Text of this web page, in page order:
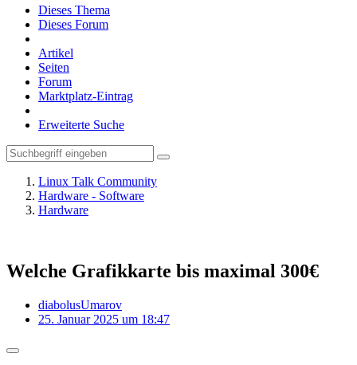
Dieses Thema
Dieses Forum
Artikel
Seiten
Forum
Marktplatz-Eintrag
Erweiterte Suche
Linux Talk Community
Hardware - Software
Hardware
Welche Grafikkarte bis maximal 300€
diabolusUmarov
25. Januar 2025 um 18:47